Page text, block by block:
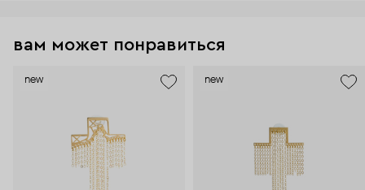
вам может понравиться
new new